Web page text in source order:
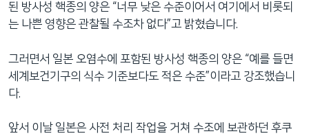
된 방사성 핵종의 양은 “너무 낮은 수준이어서 여기에서 비롯되
는 나쁜 영향은 관찰될 수조차 없다”고 밝혔습니다.
그러면서 일본 오염수에 포함된 방사성 핵종의 양은 “예를 들면
세계보건기구의 식수 기준보다도 적은 수준”이라고 강조했습니
다.
앞서 이날 일본은 사전 처리 작업을 거쳐 수조에 보관하던 후쿠